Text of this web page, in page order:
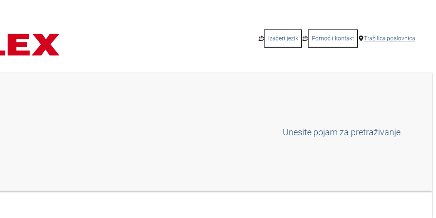
Izaberi jezik Pomoć i kontakt Tražilica poslovnica